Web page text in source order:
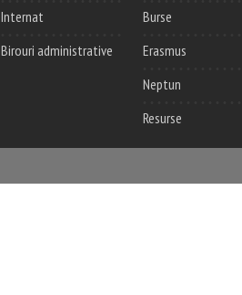
Internat
Birouri administrative
Burse
Erasmus
Neptun
Resurse